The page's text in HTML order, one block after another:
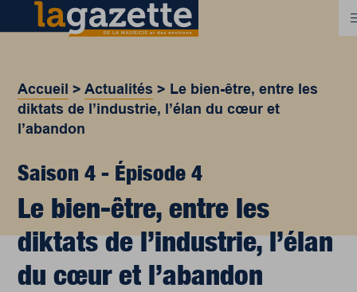
Accueil >Actualités > Le bien-être, entre les
diktats de l’industrie, l’élan du cœur et
l’abandon
Saison 4 - Épisode 4
Le bien-être, entre les
diktats de l’industrie, l’élan
du cœur et l’abandon